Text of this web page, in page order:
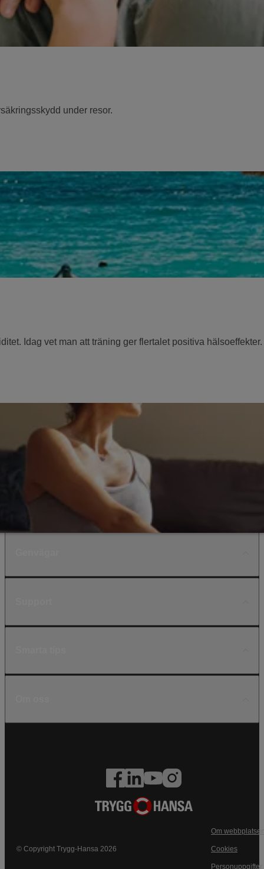
under resor.
Idag vet man att träning ger flertalet positiva hälsoeffekter.
© Copyright Trygg-Hansa 2026
Om
Cookies
Personuppgifter